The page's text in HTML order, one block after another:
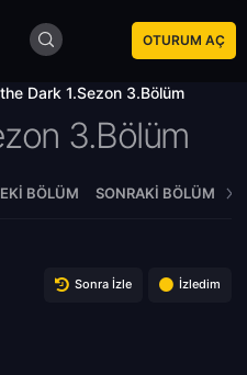
OTURUM AÇ
Dark 1.Sezon 3.Bölüm
3.Bölüm
BÖLÜM SONRAKI BÖLÜM
Sonra İzle İzledim